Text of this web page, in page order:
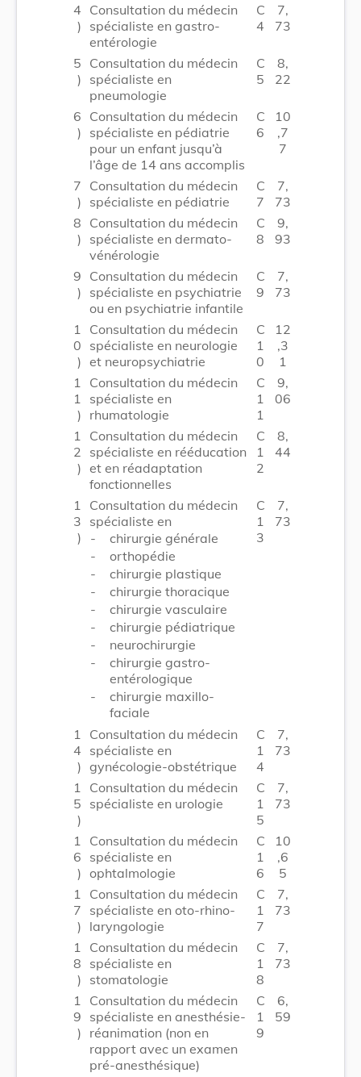
4
)
Consultation du médecin
spécialiste en gastro-
entérologie
C
4
7,
73
5
)
Consultation du médecin
spécialiste en
pneumologie
C
5
8,
22
6
)
Consultation du médecin
spécialiste en pédiatrie
pour un enfant jusqu’à
l’âge de 14 ans accomplis
C
6
10
,7
7
7
)
Consultation du médecin
spécialiste en pédiatrie
C
7
7,
73
8
)
Consultation du médecin
spécialiste en dermato-
vénérologie
C
8
9,
93
9
)
Consultation du médecin
spécialiste en psychiatrie
ou en psychiatrie infantile
C
9
7,
73
1
0
)
Consultation du médecin
spécialiste en neurologie
et neuropsychiatrie
C
1
0
12
,3
1
1
1
)
Consultation du médecin
spécialiste en
rhumatologie
C
1
1
9,
06
1
2
)
Consultation du médecin
spécialiste en rééducation
et en réadaptation
fonctionnelles
C
1
2
8,
44
1
3
)
Consultation du médecin
spécialiste en
-
chirurgie générale
-
orthopédie
-
chirurgie plastique
-
chirurgie thoracique
-
chirurgie vasculaire
-
chirurgie pédiatrique
-
neurochirurgie
-
chirurgie gastro-
entérologique
-
chirurgie maxillo-
faciale
C
1
3
7,
73
1
4
)
Consultation du médecin
spécialiste en
gynécologie-obstétrique
C
1
4
7,
73
1
5
)
Consultation du médecin
spécialiste en urologie
C
1
5
7,
73
1
6
)
Consultation du médecin
spécialiste en
ophtalmologie
C
1
6
10
,6
5
1
7
)
Consultation du médecin
spécialiste en oto-rhino-
laryngologie
C
1
7
7,
73
1
8
)
Consultation du médecin
spécialiste en
stomatologie
C
1
8
7,
73
1
9
)
Consultation du médecin
spécialiste en anesthésie-
réanimation (non en
rapport avec un examen
pré-anesthésique)
C
1
9
6,
59